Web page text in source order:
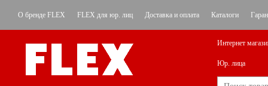
О бренде FLEX FLEX для юр. лиц Доставка и оплата Каталоги
Интернет
Юр. лица